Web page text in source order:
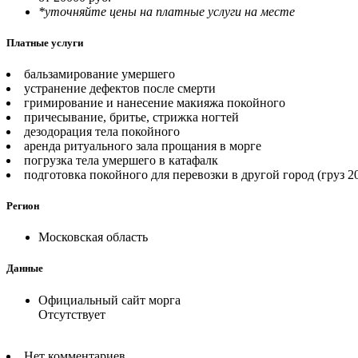
*уточняйте цены на платные услуги на месте
Платные услуги
бальзамирование умершего
устранение дефектов после смерти
гримирование и нанесение макияжа покойного
причесывание, бритье, стрижка ногтей
дезодорация тела покойного
аренда ритуального зала прощания в морге
погрузка тела умершего в катафалк
подготовка покойного для перевозки в другой город (груз
Регион
Московская область
Данные
Официальный сайт морга
Отсутствует